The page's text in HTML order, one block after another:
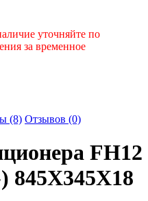
уточняйте по
за временное
(8) Отзывов (0)
FH12
845X345X18